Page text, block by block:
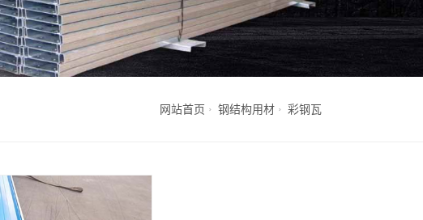
网站首页 钢结构用材 彩钢瓦